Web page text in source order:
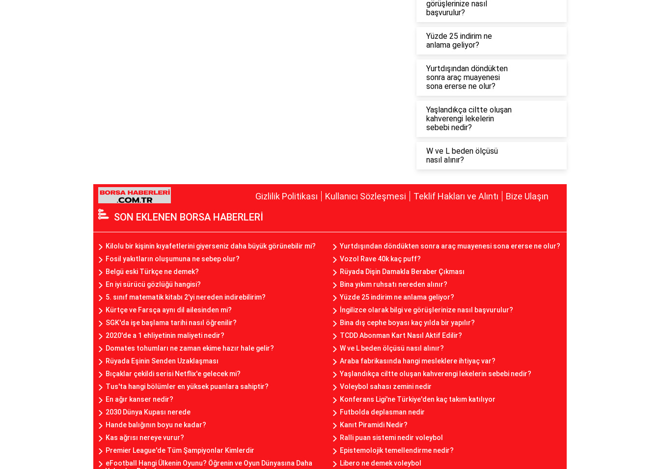
görüşlerinize nasıl
başvurulur?
Yüzde 25 indirim ne
anlama geliyor?
Yurtdışından döndükten
sonra araç muayenesi
sona ererse ne olur?
Yaşlandıkça ciltte oluşan
kahverengi lekelerin
sebebi nedir?
W ve L beden ölçüsü
nasıl alınır?
Gizlilik Politikası Kullanıcı Sözleşmesi Teklif Hakları ve Alıntı Bize Ulaşın
SON EKLENEN BORSA HABERLERİ
Kilolu bir kişinin kıyafetlerini giyerseniz daha büyük görünebilir mi?
Yurtdışından döndükten sonra araç muayenesi sona ererse ne olur?
Fosil yakıtların oluşumuna ne sebep olur?
Vozol Rave 40k kaç puff?
Belgü eski Türkçe ne demek?
Rüyada Dişin Damakla Beraber Çıkması
En iyi sürücü gözlüğü hangisi?
Bina yıkım ruhsatı nereden alınır?
5. sınıf matematik kitabı 2'yi nereden indirebilirim?
Yüzde 25 indirim ne anlama geliyor?
Kürtçe ve Farsça aynı dil ailesinden mi?
İngilizce olarak bilgi ve görüşlerinize nasıl başvurulur?
SGK'da işe başlama tarihi nasıl öğrenilir?
Bina dış cephe boyası kaç yılda bir yapılır?
2020'de a 1 ehliyetinin maliyeti nedir?
TCDD Abonman Kart Nasıl Aktif Edilir?
Domates tohumları ne zaman ekime hazır hale gelir?
W ve L beden ölçüsü nasıl alınır?
Rüyada Eşinin Senden Uzaklaşması
Araba fabrikasında hangi mesleklere ihtiyaç var?
Bıçaklar çekildi serisi Netflix'e gelecek mi?
Yaşlandıkça ciltte oluşan kahverengi lekelerin sebebi nedir?
Tus'ta hangi bölümler en yüksek puanlara sahiptir?
Voleybol sahası zemini nedir
En ağır kanser nedir?
Konferans Ligi'ne Türkiye'den kaç takım katılıyor
2030 Dünya Kupası nerede
Futbolda deplasman nedir
Hande balığının boyu ne kadar?
Kanıt Piramidi Nedir?
Kas ağrısı nereye vurur?
Ralli puan sistemi nedir voleybol
Premier League'de Tüm Şampiyonlar Kimlerdir
Epistemolojik temellendirme nedir?
eFootball Hangi Ülkenin Oyunu? Öğrenin ve Oyun Dünyasına Daha
Libero ne demek voleybol